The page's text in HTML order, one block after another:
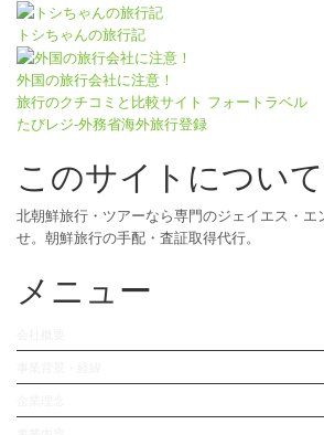
トシちゃんの旅行記
外国の旅行会社に注意！
旅行のクチコミと比較サイト フォートラベル
たびレジ-外務省海外旅行登録
このサイトについて
北朝鮮旅行・ツアーなら専門のジェイエス・
せ。朝鮮旅行の手配・査証取得代行。
メニュー